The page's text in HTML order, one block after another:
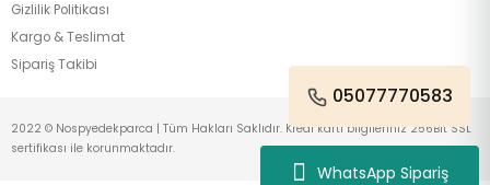
WhatsApp Sipariş
Gizlilik Politikası
Kargo & Teslimat
Sipariş Takibi
05077770583
2022 © Nospyedekparca | Tüm Hakları Saklıdır. Kredi kartı bilgileriniz 256Bit SSL
sertifikası ile korunmaktadır.